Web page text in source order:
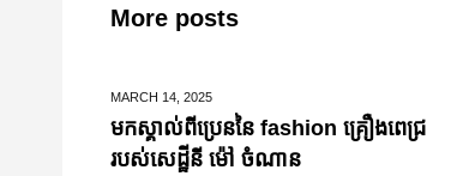
More posts
MARCH 14, 2025
មកស្គាល់ពីប្រេននៃ​ fashion គ្រឿងពេជ្រ
របស់សេដ្ឋីនី ម៉ៅ ចំណាន